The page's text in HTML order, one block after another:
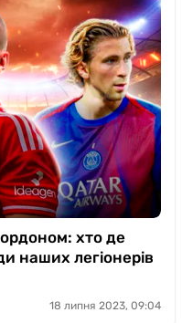
хто де
наших легіонерів
18 липня 2023, 09:04